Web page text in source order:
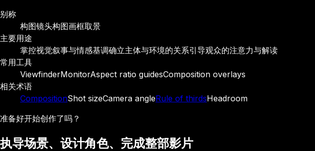
别称
构图镜头构图画框取景
主要用途
掌控视觉叙事与情感基调确立主体与环境的关系引导观众的注意力与解读
常用工具
ViewfinderMonitorAspect ratio guidesComposition overlays
相关术语
CompositionShot sizeCamera angleRule of thirdsHeadroom
准备好开始创作了吗？
执导场景、设计角色、完成整部影片